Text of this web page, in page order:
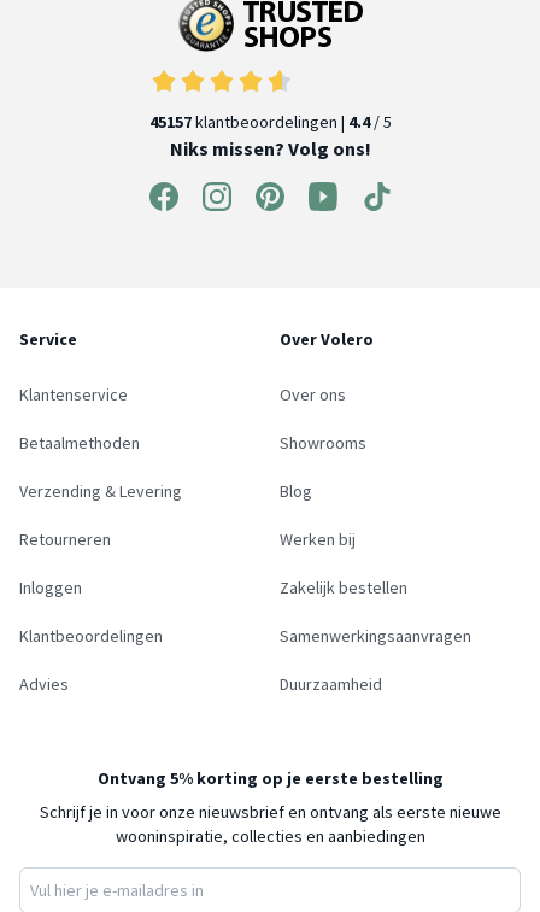
45157klantbeoordelingen | 4.4/ 5
Niks missen? Volg ons!
Service
Klantenservice
Betaalmethoden
Verzending & Levering
Retourneren
Inloggen
Klantbeoordelingen
Advies
Over Volero
Over ons
Showrooms
Blog
Werken bij
Zakelijk bestellen
Samenwerkingsaanvragen
Duurzaamheid
Ontvang 5% korting op je eerste bestelling
Schrijf je in voor onze nieuwsbrief en ontvang als eerste nieuwe
wooninspiratie, collecties en aanbiedingen